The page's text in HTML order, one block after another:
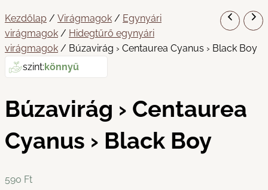
Kezdőlap / Virágmagok / Egynyári
virágmagok / Hidegtűrő egynyári
virágmagok / Búzavirág › Centaurea Cyanus › Black Boy
szint:könnyű
Búzavirág › Centaurea
Cyanus › Black Boy
590 Ft